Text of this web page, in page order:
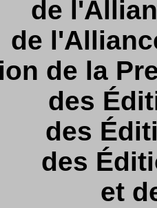
de
de
de la
des
des
des
et